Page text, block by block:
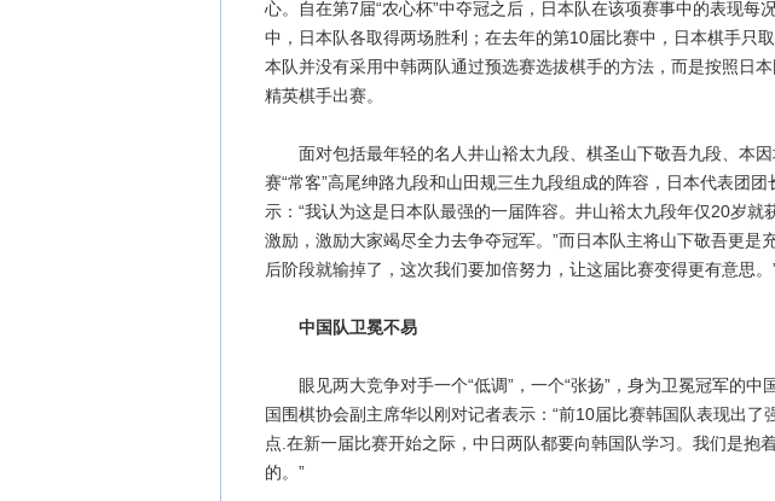
心。自在第7届“农心杯”中夺冠之后，日本队在该项赛事中的表现
中，日本队各取得两场胜利；在去年的第10届比赛中，日本棋手
本队并没有采用中韩两队通过预选赛选拔棋手的方法，而是按照日
精英棋手出赛。
面对包括最年轻的名人井山裕太九段、棋圣山下敬吾九段、本因
赛“常客”高尾绅路九段和山田规三生九段组成的阵容，日本代表团
示：“我认为这是日本队最强的一届阵容。井山裕太九段年仅20岁就
激励，激励大家竭尽全力去争夺冠军。”而日本队主将山下敬吾更是
后阶段就输掉了，这次我们要加倍努力，让这届比赛变得更有意思。
中国队卫冕不易
眼见两大竞争对手一个“低调”，一个“张扬”，身为卫冕冠军的中
国围棋协会副主席华以刚对记者表示：“前10届比赛韩国队表现出了
点.在新一届比赛开始之际，中日两队都要向韩国队学习。我们是抱
的。”